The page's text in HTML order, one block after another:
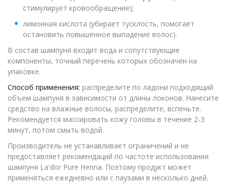
стимулирует кровообращение);
лимонная кислота (убирает тусклость, помогает
остановить повышенное выпадение волос).
В состав шампуня входит вода и сопутствующие
компоненты, точный перечень которых обозначен на
упаковке.
Способ применения: распределите по ладони подходящий
объем шампуня в зависимости от длины локонов. Нанесите
средство на влажные волосы, распределите, вспеньте.
Рекомендуется массировать кожу головы в течение 2-3
минут, потом смыть водой.
Производитель не устанавливает ограничений и не
предоставляет рекомендаций по частоте использования
шампуня La'dor Pure Henna. Поэтому продукт может
применяться ежедневно или с паузами в несколько дней.